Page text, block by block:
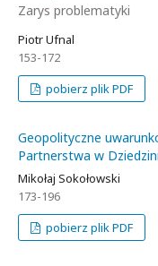
Zarys problematyki
Piotr Ufnal
153-172
pobierz plik PDF
Geopolityczne
Partnerstwa w
Mikołaj Sokołowski
173-196
pobierz plik PDF